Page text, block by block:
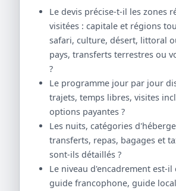
Le devis précise-t-il les zones
visitées : capitale et régions
safari, culture, désert, littoral
pays, transferts terrestres ou
?
Le programme jour par jour
trajets, temps libres, visites
options payantes ?
Les nuits, catégories
transferts, repas, bagages et
sont-ils détaillés ?
Le niveau d'encadrement est-il
guide francophone, guide